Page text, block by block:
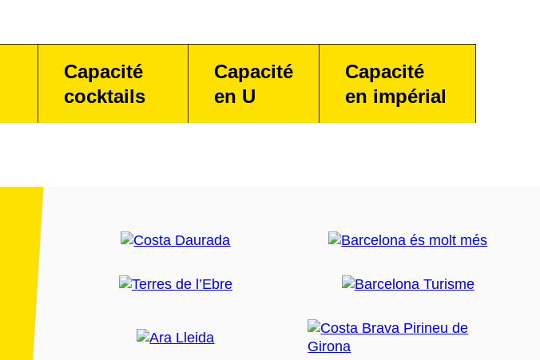
Capacité
cocktails
Capacité
en U
Capacité
en impérial